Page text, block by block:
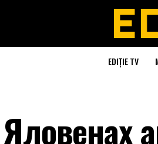
EDIȚIE TV